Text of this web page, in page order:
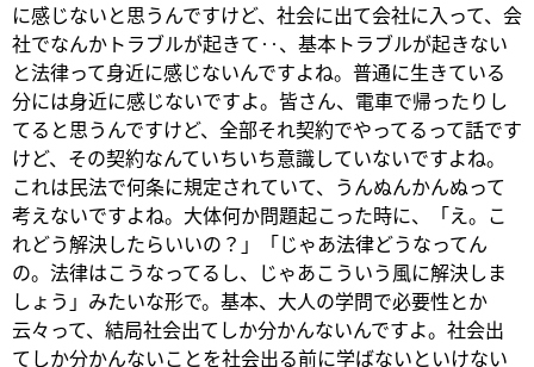
に感じないと思うんですけど、社会に出て会社に入って、会
社でなんかトラブルが起きて‥、基本トラブルが起きない
と法律って身近に感じないんですよね。普通に生きている
分には身近に感じないですよ。皆さん、電車で帰ったりし
てると思うんですけど、全部それ契約でやってるって話です
けど、その契約なんていちいち意識していないですよね。
これは民法で何条に規定されていて、うんぬんかんぬって
考えないですよね。大体何か問題起こった時に、「え。こ
れどう解決したらいいの？」「じゃあ法律どうなってん
の。法律はこうなってるし、じゃあこういう風に解決しま
しょう」みたいな形で。基本、大人の学問で必要性とか
云々って、結局社会出てしか分かんないんですよ。社会出
てしか分かんないことを社会出る前に学ばないといけない